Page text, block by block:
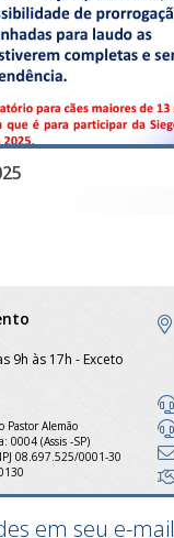
9h às 17h - Exceto
Pastor Alemão
0004 (Assis -SP)
08.697.525/0001-30
em seu e-mail